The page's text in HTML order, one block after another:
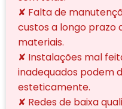
✘ Falta de
custos a longo prazo
materiais.
✘ Instalações mal
inadequados podem
esteticamente.
✘ Redes de baixa